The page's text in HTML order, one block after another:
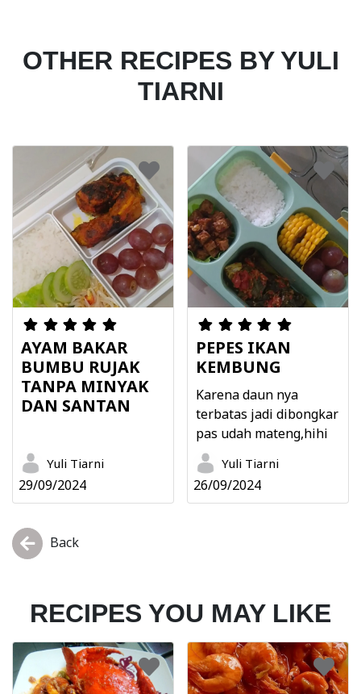
OTHER RECIPES BY YULI
TIARNI
AYAM BAKAR
BUMBU RUJAK
TANPA MINYAK
DAN SANTAN
Yuli Tiarni
29/09/2024
PEPES IKAN
KEMBUNG
Karena daun nya
terbatas jadi dibongkar
pas udah mateng,hihi
Yuli Tiarni
26/09/2024
Back
RECIPES YOU MAY LIKE